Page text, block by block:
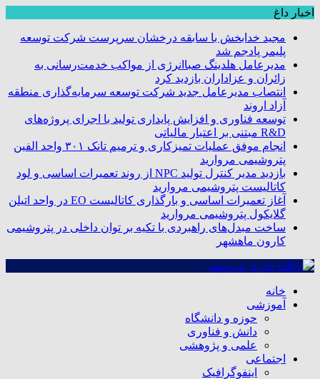
اخبار داغ
مجید خدابخش با سابقه درخشان سرپرست شرکت توسعه
پلیمر پادجم شد
مدیرعامل هلدینگ صباانرژی از مواکب خدمت‌رسانی به
زائران و عزاداران بازدید کرد
انتصاب مدیرعامل جدید شرکت توسعه سرمایه‌گذاری منطقه
آزاد اروند
توسعه فناوری و افزایش پایداری تولید با اجرای پروژه‌های
R&D مبتنی بر اعتبار مالیاتی
انجام موفق عملیات تمیزکاری و ترمیم تانک ۳۰۱ واحد الفین
پتروشیمی مروارید
بازدید مدیر کنترل تولید NPC از روند تعمیرات اساسی و لود
کاتالیست پتروشیمی مروارید
آغاز تعمیرات اساسی و بارگذاری کاتالیست EO در واحد اتیلن
گلایکول پتروشیمی مروارید
ساخت مبدل‌های راهبردی با تکیه بر توان داخلی در پتروشیمی
کارون ماهشهر
خانه
آموزشی
حوزه و دانشگاه
دانش و فناوری
علمی و پژوهشی
اجتماعی
اینفوگرافیک